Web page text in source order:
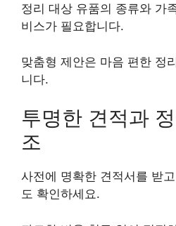
정리 대상 유품의 종류와 가
비스가 필요합니다.
맞춤형 제안은 마음 편한 정
니다.
투명한 견적과
조
사전에 명확한 견적서를 받
도 확인하세요.